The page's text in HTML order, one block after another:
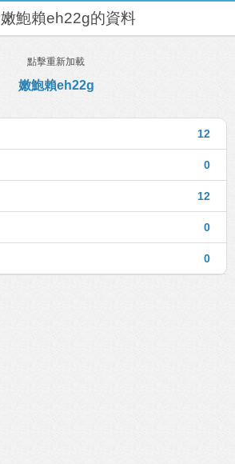
嫩鮑賴eh22g的資料
點擊重新加載
嫩鮑賴eh22g
12
0
12
0
0